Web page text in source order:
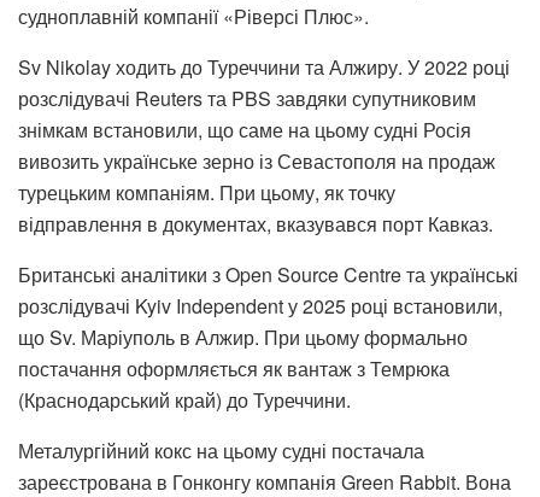
судноплавній компанії «Ріверсі Плюс».
Sv Nikolay ходить до Туреччини та Алжиру. У 2022 році
розслідувачі Reuters та PBS завдяки супутниковим
знімкам встановили, що саме на цьому судні Росія
вивозить українське зерно із Севастополя на продаж
турецьким компаніям. При цьому, як точку
відправлення в документах, вказувався порт Кавказ.
Британські аналітики з Open Source Centre та українські
розслідувачі Kyiv Independent у 2025 році встановили,
що Sv. Маріуполь в Алжир. При цьому формально
постачання оформляється як вантаж з Темрюка
(Краснодарський край) до Туреччини.
Металургійний кокс на цьому судні постачала
зареєстрована в Гонконгу компанія Green Rabbit. Вона